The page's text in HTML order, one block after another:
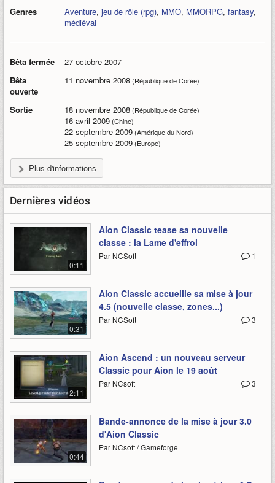
Genres
Aventure, jeu de rôle (rpg), MMO, MMORPG, fantasy,
médiéval
Bêta fermée
27 octobre 2007
Bêta
ouverte
11 novembre 2008(République de Corée)
Sortie 18 novembre 2008(République de Corée)
16 avril 2009(Chine)
22 septembre 2009(Amérique du Nord)
25 septembre 2009(Europe)
Plus d'informations
Dernières vidéos
0:11
Aion Classic tease sa nouvelle
classe : la Lame d'effroi
1
Par NCSoft
0:31
Aion Classic accueille sa mise à jour
4.5 (nouvelle classe, zones...)
3
Par NCSoft
2:11
Aion Ascend : un nouveau serveur
Classic pour Aion le 19 août
3
Par NCsoft
0:44
Bande-annonce de la mise à jour 3.0
d'Aion Classic
Par NCsoft / Gameforge